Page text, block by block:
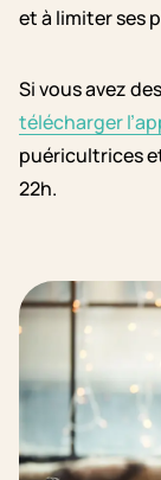
et à limiter ses
Si vous avez
télécharger
puéricultrices
22h.